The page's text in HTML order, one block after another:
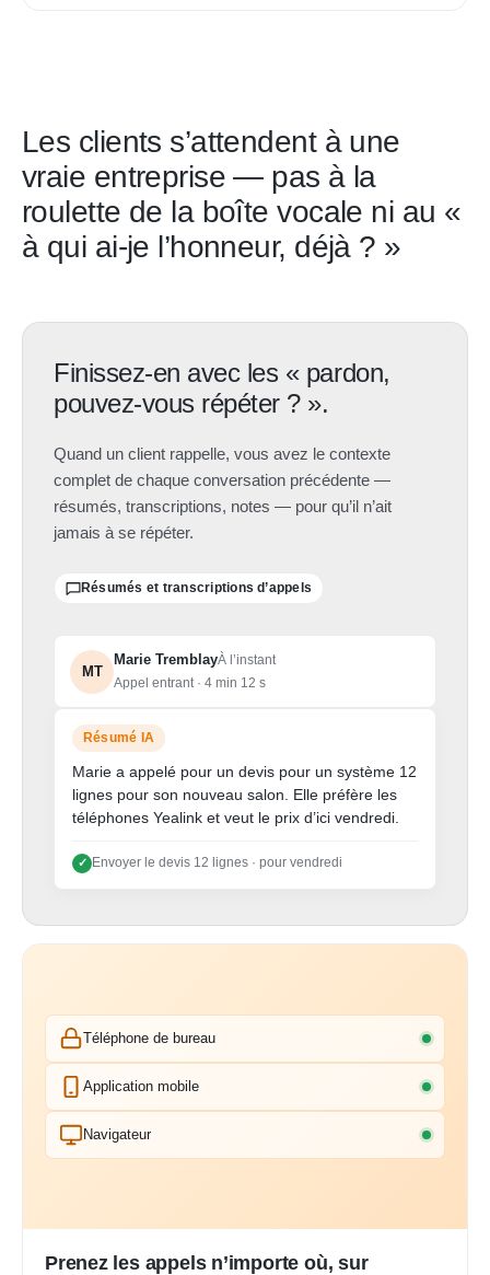
Les clients s’attendent à une
vraie entreprise — pas à la
roulette de la boîte vocale ni au «
à qui ai-je l’honneur, déjà ? »
Finissez-en avec les « pardon,
pouvez-vous répéter ? ».
Quand un client rappelle, vous avez le contexte
complet de chaque conversation précédente —
résumés, transcriptions, notes — pour qu’il n’ait
jamais à se répéter.
Résumés et transcriptions d’appels
MT
Marie TremblayÀ l’instant
Appel entrant · 4 min 12 s
Résumé IA
Marie a appelé pour un devis pour un système 12
lignes pour son nouveau salon. Elle préfère les
téléphones Yealink et veut le prix d’ici vendredi.
✓ Envoyer le devis 12 lignes · pour vendredi
Téléphone de bureau
Application mobile
Navigateur
Prenez les appels n’importe où, sur